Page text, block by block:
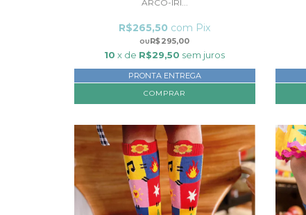
ARCO-ÍRI...
R$295,00
R$265,50 com Pix
10 x de R$29,50 sem juros
PRONTA ENTREGA